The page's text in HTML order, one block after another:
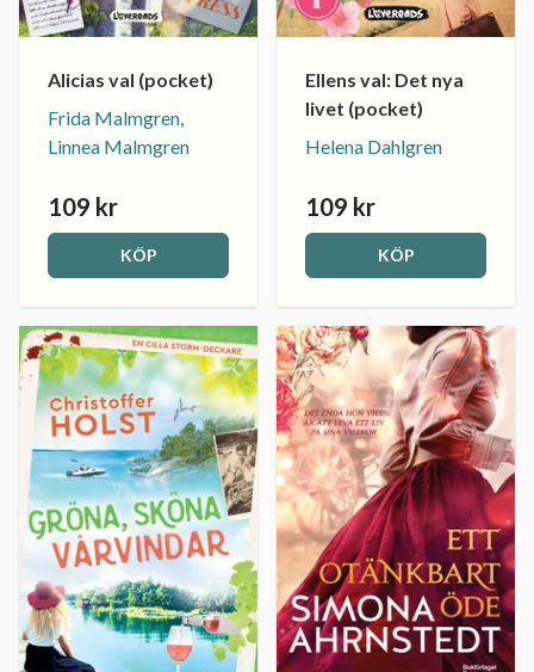
Alicias val (pocket)
Frida Malmgren,
Linnea Malmgren
109 kr
KÖP
Ellens val: Det nya
livet (pocket)
Helena Dahlgren
109 kr
KÖP